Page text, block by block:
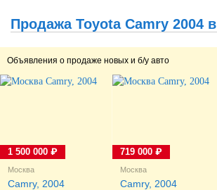
Продажа Toyota Camry 2004
Объявления о продаже новых и б/у авто
Москва
Camry, 2004
1 500 000 ₽
Москва
Camry, 2004
719 000 ₽